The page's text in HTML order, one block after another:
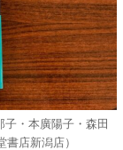
・本廣陽子・森田
店新潟店）